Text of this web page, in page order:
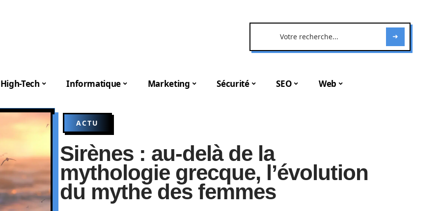
High-Tech Informatique Marketing Sécurité SEO Web
ACTU
Sirènes : au-delà de la
mythologie grecque, l’évolution
du mythe des femmes